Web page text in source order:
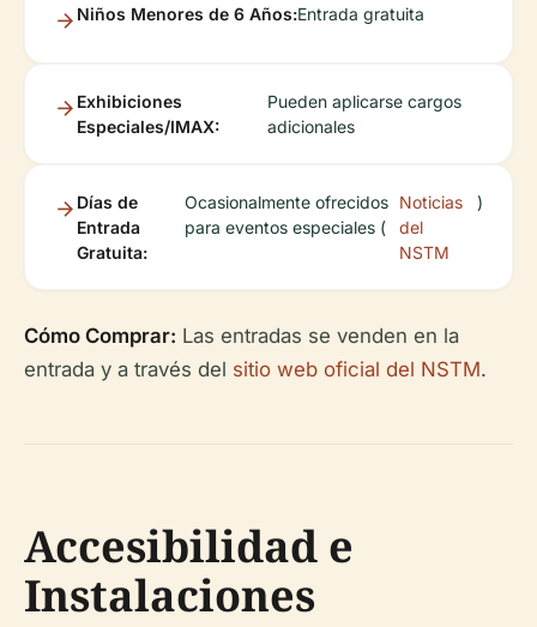
Niños Menores de 6 Años:Entrada gratuita
Exhibiciones
Especiales/IMAX:
Pueden aplicarse cargos
adicionales
Días de
Entrada
Gratuita:
Ocasionalmente ofrecidos
para eventos especiales (
Noticias
del
NSTM
)
Cómo Comprar: Las entradas se venden en la
entrada y a través del sitio web oficial del NSTM.
Accesibilidad e
Instalaciones